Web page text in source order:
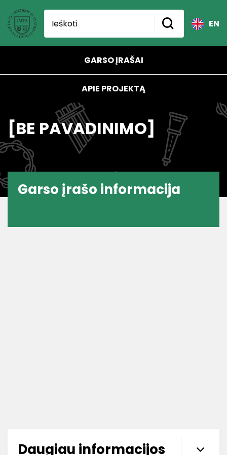
EN
GARSO ĮRAŠAI
APIE PROJEKTĄ
[BE PAVADINIMO]
Garso įrašo informacija
Daugiau informacijos